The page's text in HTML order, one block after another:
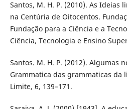
Santos, M. H. P. (2010). As Ideias
na Centúria de Oitocentos.
Fundação para a Ciência e a
Ciência, Tecnologia e Ensino
Santos. M. H. P. (2012). Algumas
Grammatica das grammaticas da
Limite, 6, 139–171.